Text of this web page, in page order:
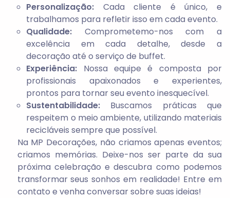
Personalização: Cada cliente é único, e
trabalhamos para refletir isso em cada evento.
Qualidade: Comprometemo-nos com a
excelência em cada detalhe, desde a
decoração até o serviço de buffet.
Experiência: Nossa equipe é composta por
profissionais apaixonados e experientes,
prontos para tornar seu evento inesquecível.
Sustentabilidade: Buscamos práticas que
respeitem o meio ambiente, utilizando materiais
recicláveis sempre que possível.
Na MP Decorações, não criamos apenas eventos;
criamos memórias. Deixe-nos ser parte da sua
próxima celebração e descubra como podemos
transformar seus sonhos em realidade! Entre em
contato e venha conversar sobre suas ideias!